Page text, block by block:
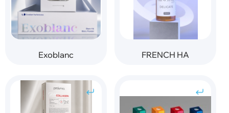
Exoblanc FRENCH HA